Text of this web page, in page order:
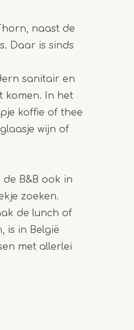
naast de
Daar is sinds
sanitair en
komen. In het
koffie of thee
wijn of
B&B ook in
zoeken.
de lunch of
is in België
met allerlei